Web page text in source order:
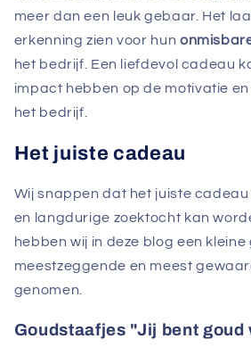
meer dan een leuk gebaar. Het
erkenning zien voor hun
het bedrijf. Een liefdevol cadeau
impact hebben op de motivatie
het bedrijf.
Het juiste cadeau
Wij snappen dat het juiste
en langdurige zoektocht kan
hebben wij in deze blog een
meestzeggende en meest
genomen.
Goudstaafjes "Jij bent goud